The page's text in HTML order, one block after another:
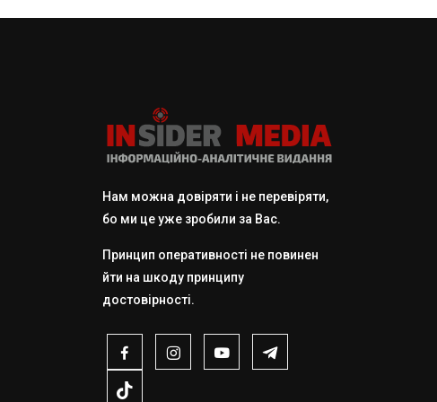
Нам можна довіряти і не перевіряти,
бо ми це уже зробили за Вас.
Принцип оперативності не повинен
йти на шкоду принципу
достовірності.